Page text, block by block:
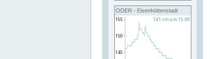
ODER - Eisenhüttenstadt